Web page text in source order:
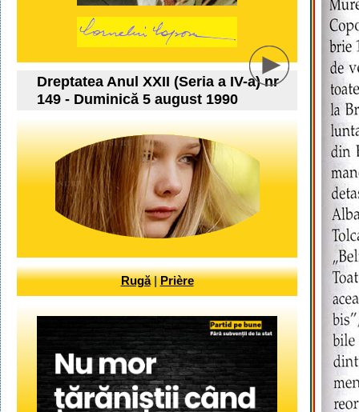
Dreptatea Anul XXII (Seria a IV-a) nr
149 - Duminică 5 august 1990
Rugă|Prière